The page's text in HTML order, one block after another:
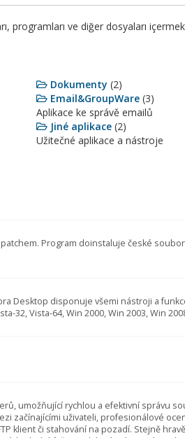
programları ve diğer dosyaları
Dokumenty (2)
Email&GroupWare (3)
Aplikace ke správě emailů
Jiné aplikace (2)
Užitečné aplikace a nástroje
Program doinstaluje české
Desktop disponuje všemi nástroji a
32, Vista-64, Win 2000, Win 2003, Win
umožňující rychlou a efektivní správu
začínajícími uživateli, profesionálové
klient či stahování na pozadí. Stejně